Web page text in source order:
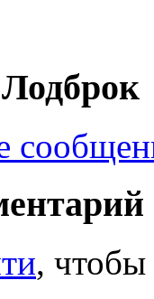
, чтобы